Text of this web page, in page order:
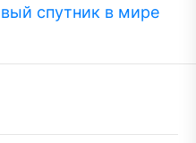
спутник в мире